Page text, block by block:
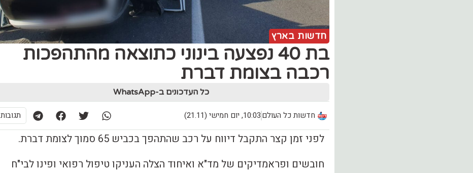
חדשות בארץ
בת 40 נפצעה בינוני כתוצאה מהתהפכות
רכבה בצומת דברת
כל העדכונים ב-WhatsApp
חדשות כל העולם10:03, יום חמישי (21.11) תגובות
לפני זמן קצר התקבל דיווח על רכב שהתהפך בכביש 65 סמוך לצומת דברת.
חובשים ופראמדיקים של מד"א ואיחוד הצלה העניקו טיפול רפואי ופינו לבי"ח